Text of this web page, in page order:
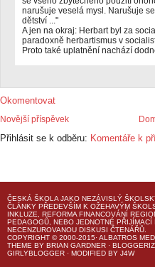
narušuje veselá mysl. Narušuje
dětství ..."
A jen na okraj: Herbart byl za
paradoxně herbartismus v
Proto také uplatnění nachází
Okomentovat
Novější příspěvek
Přihlásit se k odběru: Komentáře k
ČESKÁ ŠKOLA JAKO NEZÁVISLÝ
ČLÁNKY PŘEDEVŠÍM K OŽEHAVÝM
INKLUZE, REFORMA FINANCOVÁNÍ
PEDAGOGŮ, NEBO JEDNOTNÉ PŘIJÍMACÍ
NECENZUROVANOU DISKUSI ČTENÁŘŮ.
COPYRIGHT © 2000-2015· ALBATROS
THEME BY BRIAN GARDNER ·
GIRLYBLOGGER · MODIFIED BY J4W